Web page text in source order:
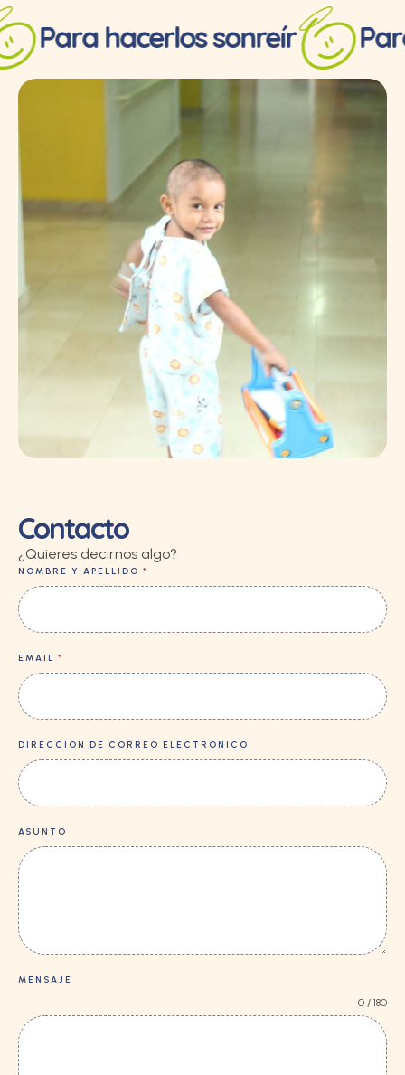
hacerlos sonreír Para
Contacto
¿Quieres decirnos algo?
NOMBRE Y APELLIDO *
EMAIL *
DIRECCIÓN DE CORREO ELECTRÓNICO
ASUNTO
MENSAJE
0 / 180